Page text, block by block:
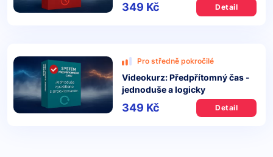
349 Kč Detail
Pro středně pokročilé
Videokurz: Předpřítomný čas -
jednoduše a logicky
349 Kč Detail